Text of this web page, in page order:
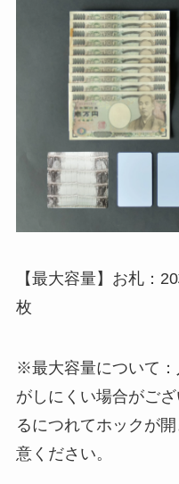
【最大容量】お札
枚
※最大容量について：
がしにくい場合がご
るにつれてホックが
意ください。